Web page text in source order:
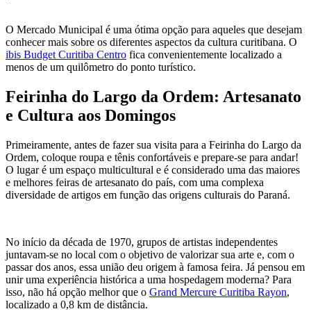
O Mercado Municipal é uma ótima opção para aqueles que desejam
conhecer mais sobre os diferentes aspectos da cultura curitibana. O
ibis Budget Curitiba Centro fica convenientemente localizado a
menos de um quilômetro do ponto turístico.
Feirinha do Largo da Ordem: Artesanato
e Cultura aos Domingos
Primeiramente, antes de fazer sua visita para a Feirinha do Largo da
Ordem, coloque roupa e tênis confortáveis e prepare-se para andar!
O lugar é um espaço multicultural e é considerado uma das maiores
e melhores feiras de artesanato do país, com uma complexa
diversidade de artigos em função das origens culturais do Paraná.
No início da década de 1970, grupos de artistas independentes
juntavam-se no local com o objetivo de valorizar sua arte e, com o
passar dos anos, essa união deu origem à famosa feira. Já pensou em
unir uma experiência histórica a uma hospedagem moderna? Para
isso, não há opção melhor que o Grand Mercure Curitiba Rayon,
localizado a 0,8 km de distância.